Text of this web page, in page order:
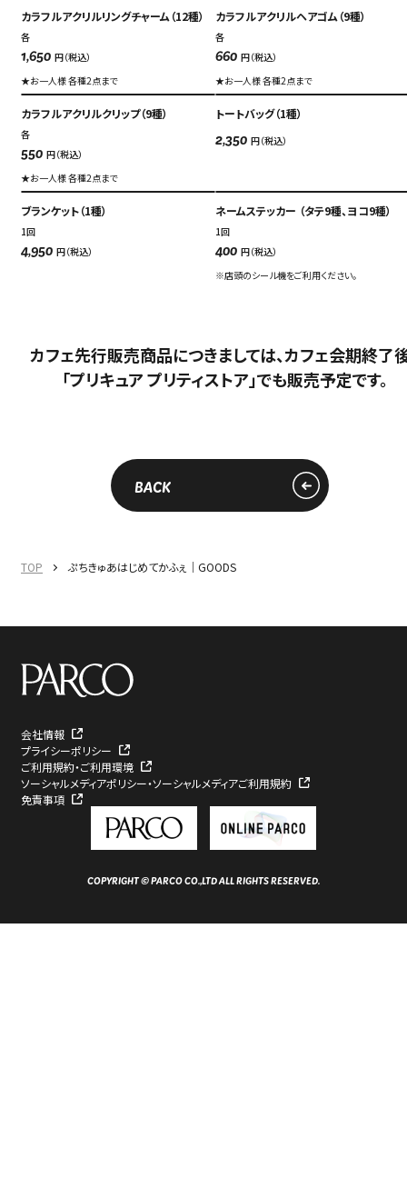
カラフルアクリルリングチャーム（12種）
各
1,650 円（税込）
★お一人様 各種2点まで
カラフルアクリルヘアゴム（9種）
各
660 円（税込）
★お一人様 各種2点まで
カラフルアクリルクリップ（9種）
各
550 円（税込）
★お一人様 各種2点まで
トートバッグ（1種）
2,350 円（税込）
ブランケット（1種）
1回
4,950 円（税込）
ネームステッカー （タテ9種、ヨコ9種）
1回
400 円（税込）
※店頭のシール機をご利用ください。
カフェ先行販売商品につきましては、カフェ会期終了
「プリキュア プリティストア」でも販売予定です。
BACK
TOP ぷちきゅあはじめてかふぇ｜GOODS
会社情報
プライシーポリシー
ご利用規約・ご利用環境
ソーシャルメディアポリシー・ソーシャルメディアご利用規約
免責事項
COPYRIGHT © PARCO CO.,LTD ALL RIGHTS RESERVED.